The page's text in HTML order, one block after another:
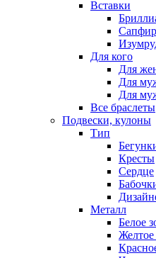
Вставки
Для кого
Для
Для
Для
Все браслеты
Подвески, кулоны
Тип
Кресты
Сердце
Металл
Белое
Желтое